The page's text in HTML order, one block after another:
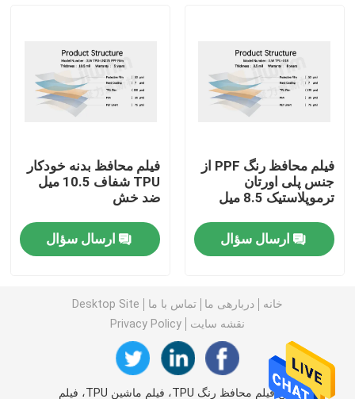
فیلم ماشین TPU
فیلم رنگی پنجره
فیلم پنجره نشکن
روکش ماشین PPF
فیلم محافظ رنگ PPF از
جنس پلی اورتان
ترموپلاستیک 8.5 میل
ارسال سؤال
فیلم محافظ بدنه خودکار
TPU شفاف 10.5 میل
ضد خش
ارسال سؤال
خانه دربارهی ما تماس با ما
Desktop Site
نقشه سایت
Privacy Policy
چین فیلم محافظ رنگ TPU، فیلم ماشین TPU، فیلم